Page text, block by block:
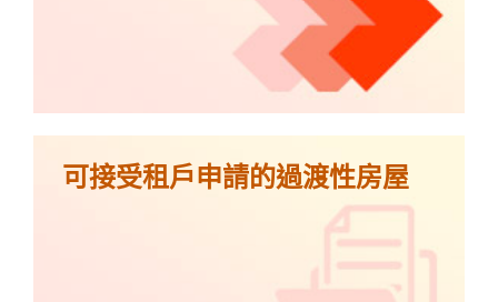
可接受租戶申請的過渡性房屋